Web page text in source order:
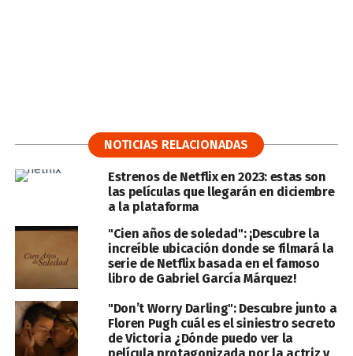
NOTICIAS RELACIONADAS
Estrenos de Netflix en 2023: estas son
las películas que llegarán en diciembre
a la plataforma
"Cien años de soledad": ¡Descubre la
increíble ubicación donde se filmará la
serie de Netflix basada en el famoso
libro de Gabriel García Márquez!
"Don’t Worry Darling": Descubre junto a
Floren Pugh cuál es el siniestro secreto
de Victoria ¿Dónde puedo ver la